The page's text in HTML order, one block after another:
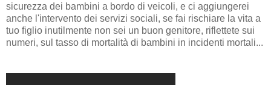
sicurezza dei bambini a bordo di veicoli, e ci aggiungerei
anche l'intervento dei servizi sociali, se fai rischiare la vita a
tuo figlio inutilmente non sei un buon genitore, riflettete sui
numeri, sul tasso di mortalità di bambini in incidenti mortali...